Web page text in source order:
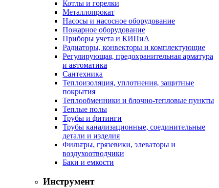
Котлы и горелки
Металлопрокат
Насосы и насосное оборудование
Пожарное оборудование
Приборы учета и КИПиА
Радиаторы, конвекторы и комплектующие
Регулирующая, предохранительная арматура
и автоматика
Сантехника
Теплоизоляция, уплотнения, защитные
покрытия
Теплообменники и блочно-тепловые пункты
Теплые полы
Трубы и фитинги
Трубы канализационные, соединительные
детали и изделия
Фильтры, грязевики, элеваторы и
воздухоотводчики
Баки и емкости
Инструмент